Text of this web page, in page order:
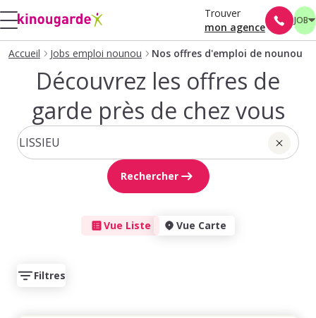
Trouver
mon agence
JOB
Accueil Jobs emploi nounou Nos offres d'emploi de nounou
Découvrez les offres de
garde près de chez vous
Rechercher
Vue Liste Vue Carte
Filtres